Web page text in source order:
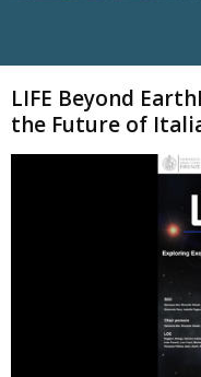
LIFE Beyond
the Future of